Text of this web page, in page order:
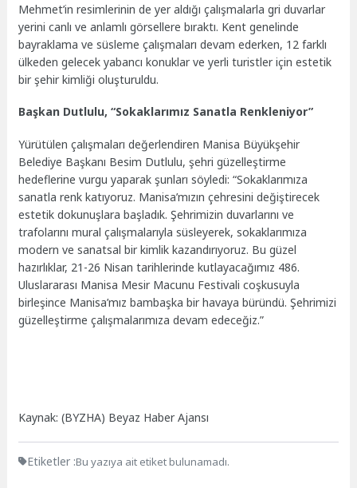
Mehmet’in resimlerinin de yer aldığı çalışmalarla gri duvarlar
yerini canlı ve anlamlı görsellere bıraktı. Kent genelinde
bayraklama ve süsleme çalışmaları devam ederken, 12 farklı
ülkeden gelecek yabancı konuklar ve yerli turistler için estetik
bir şehir kimliği oluşturuldu.
Başkan Dutlulu, “Sokaklarımız Sanatla Renkleniyor”
Yürütülen çalışmaları değerlendiren Manisa Büyükşehir
Belediye Başkanı Besim Dutlulu, şehri güzelleştirme
hedeflerine vurgu yaparak şunları söyledi: “Sokaklarımıza
sanatla renk katıyoruz. Manisa’mızın çehresini değiştirecek
estetik dokunuşlara başladık. Şehrimizin duvarlarını ve
trafolarını mural çalışmalarıyla süsleyerek, sokaklarımıza
modern ve sanatsal bir kimlik kazandırıyoruz. Bu güzel
hazırlıklar, 21-26 Nisan tarihlerinde kutlayacağımız 486.
Uluslararası Manisa Mesir Macunu Festivali coşkusuyla
birleşince Manisa’mız bambaşka bir havaya büründü. Şehrimizi
güzelleştirme çalışmalarımıza devam edeceğiz.”
Kaynak: (BYZHA) Beyaz Haber Ajansı
Etiketler :Bu yazıya ait etiket bulunamadı.